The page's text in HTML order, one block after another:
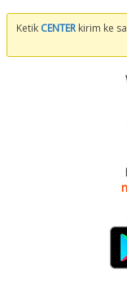
Ketik CENTER kirim ke